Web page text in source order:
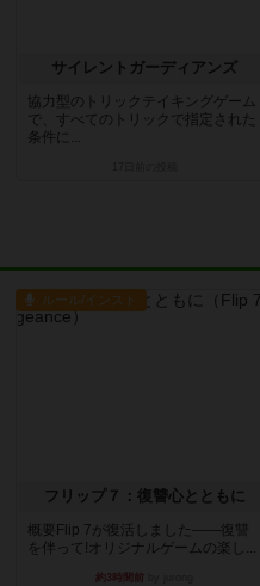
サイレントガーディアンズ
協力型のトリックテイキングゲーム
で、すべてのトリックで指定された
条件に...
ルール/インスト
フリップ７：復讐心とともに
概要Flip 7が復活しました――復讐
を伴って!オリジナルゲームの楽し...
約3時間前